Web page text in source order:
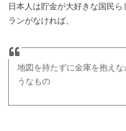
日本人は貯金が大好きな国民
ランがなければ、
地図を持たずに金庫を抱え
うなもの